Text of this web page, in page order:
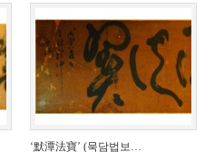
‘默潭法寶’ (묵담법보…